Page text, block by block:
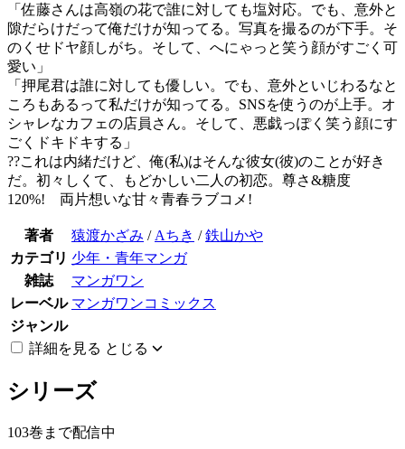
「佐藤さんは高嶺の花で誰に対しても塩対応。でも、意外と
隙だらけだって俺だけが知ってる。写真を撮るのが下手。そ
のくせドヤ顔しがち。そして、へにゃっと笑う顔がすごく可
愛い」
「押尾君は誰に対しても優しい。でも、意外といじわるなと
ころもあるって私だけが知ってる。SNSを使うのが上手。オ
シャレなカフェの店員さん。そして、悪戯っぽく笑う顔にす
ごくドキドキする」
??これは内緒だけど、俺(私)はそんな彼女(彼)のことが好き
だ。初々しくて、もどかしい二人の初恋。尊さ&糖度
120%! 両片想いな甘々青春ラブコメ!
著者 猿渡かざみ / Aちき /鉄山かや
カテゴリ 少年・青年マンガ
雑誌
マンガワン
レーベル マンガワンコミックス
ジャンル
詳細を見る とじる
シリーズ
103巻まで配信中